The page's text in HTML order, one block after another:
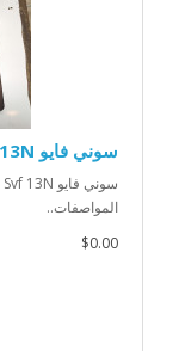
سوني فايو Svf 13N
المواصفات..
$0.00